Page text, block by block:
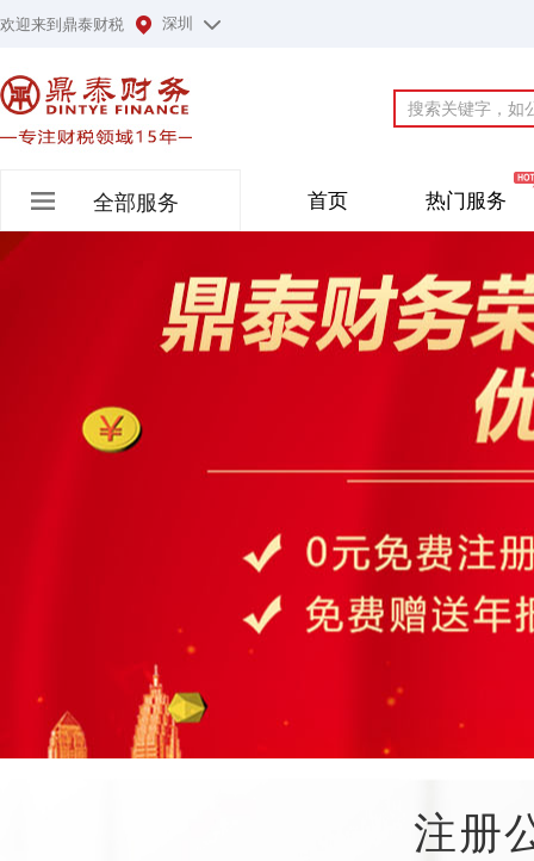
欢迎来到鼎泰财税 深圳
全部服务 首页 热门服务
注册